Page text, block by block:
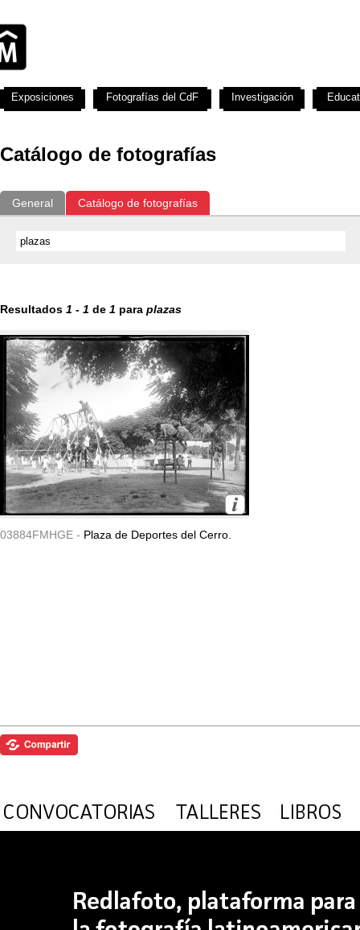
Catálogo de fotografías
General Catálogo de fotografías
Resultados 1 - 1 de 1 para plazas
03884FMHGE - Plaza de Deportes del Cerro.
Exposiciones Fotografías del CdF Investigación